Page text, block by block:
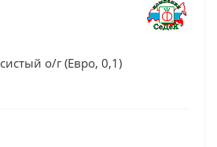
о/г (Евро, 0,1)